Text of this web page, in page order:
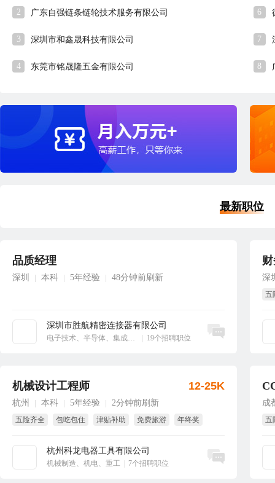
2 广东自强链条链轮技术服务有限公司
3 深圳市和鑫晟科技有限公司
4 东莞市铭晟隆五金有限公司
6
7
8
最新职位
品质经理
深圳 本科 5年经验 48分钟前刷新
深圳市胜航精密连接器有限公司
电子技术、半导体、集成电路 19个招聘职位
立即沟通
深
五
机械设计工程师
杭州 本科 5年经验 2分钟前刷新
五险齐全 包吃包住 津贴补助 免费旅游
年终奖
杭州科龙电器工具有限公司
机械制造、机电、重工 7个招聘职位
12-25K
立即沟通
成
五